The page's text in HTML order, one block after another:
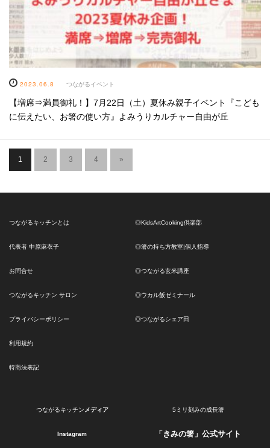
2023.06.8 つながるイベント
【増席⇒満員御礼！】7月22日（土）夏休み親子イベント『こども
に伝えたい、お箸の使い方』よみうりカルチャー自由が丘
1 2 3 4 »
つながるキッチンとは
代表者 中原麻衣子
お問合せ
つながるキッチン サロン
プライバシーポリシー
利用規約
特商法表記
◎KidsArtCooking倶楽部
◎箸の持ち方教室|個人指導
◎つながる玄米講座
◎ウカル飯ゼミナール
◎つながるシェア田
つながるキッチン メディア
Instagram
5ミリ刻みの成長箸
「きみの箸」公式サイト